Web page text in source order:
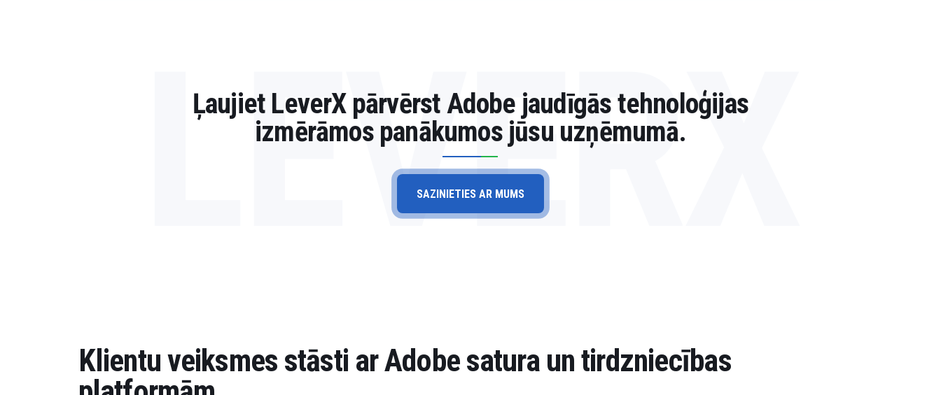
LEVERX
Ļaujiet LeverX pārvērst Adobe jaudīgās tehnoloģijas
izmērāmos panākumos jūsu uzņēmumā.
SAZINIETIES AR MUMS
Klientu veiksmes stāsti ar Adobe satura un tirdzniecības